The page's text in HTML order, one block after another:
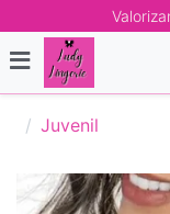
Juvenil